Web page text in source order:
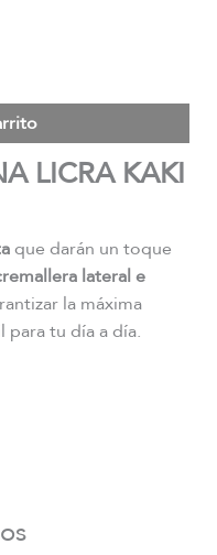
LICRA KAKI
que darán un toque
lateral e
la máxima
tu día a día.